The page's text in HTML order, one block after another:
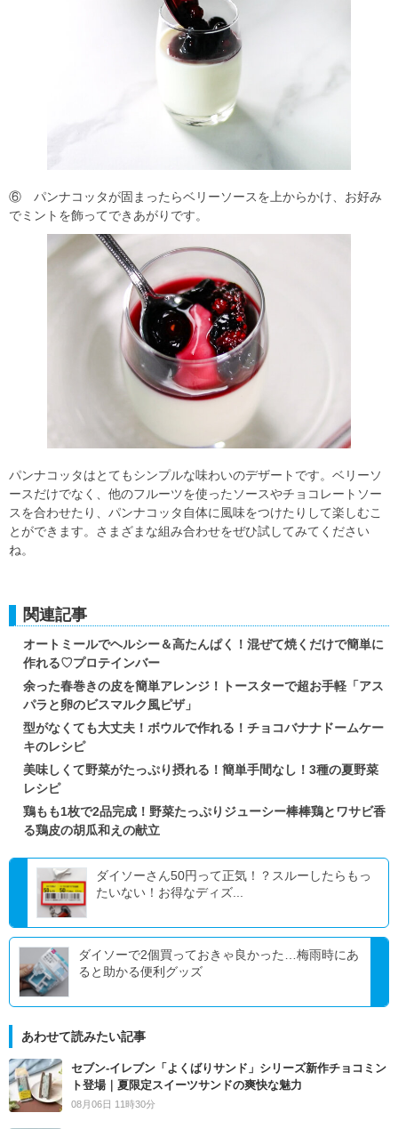
⑥ パンナコッタが固まったらベリーソースを上からかけ、お好み
でミントを飾ってできあがりです。
パンナコッタはとてもシンプルな味わいのデザートです。ベリーソ
ースだけでなく、他のフルーツを使ったソースやチョコレートソー
スを合わせたり、パンナコッタ自体に風味をつけたりして楽しむこ
とができます。さまざまな組み合わせをぜひ試してみてください
ね。
関連記事
オートミールでヘルシー＆高たんぱく！混ぜて焼くだけで簡単に
作れる♡プロテインバー
余った春巻きの皮を簡単アレンジ！トースターで超お手軽「アス
パラと卵のビスマルク風ピザ」
型がなくても大丈夫！ボウルで作れる！チョコバナナドームケー
キのレシピ
美味しくて野菜がたっぷり摂れる！簡単手間なし！3種の夏野菜
レシピ
鶏もも1枚で2品完成！野菜たっぷりジューシー棒棒鶏とワサビ香
る鶏皮の胡瓜和えの献立
ダイソーさん50円って正気！？スルーしたらもっ
たいない！お得なディズ...
ダイソーで2個買っておきゃ良かった…梅雨時にあ
ると助かる便利グッズ
あわせて読みたい記事
セブン‐イレブン「よくばりサンド」シリーズ新作チョコミン
ト登場｜夏限定スイーツサンドの爽快な魅力
08月06日 11時30分